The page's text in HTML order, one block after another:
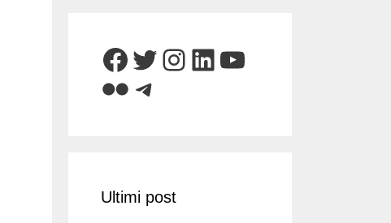
Facebook
Twitter
Instagram
LinkedIn
YouTube
FlickrTelegram
Ultimi post